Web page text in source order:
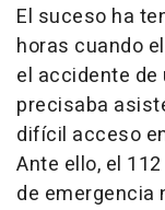
El suceso ha
horas cuando
el accidente de
precisaba
difícil acceso
Ante ello, el
de emergencia